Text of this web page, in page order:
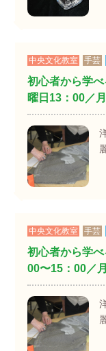
中央文化教室 手芸
初心者から学
曜日13：00／
中央文化教室 手芸
初心者から学
00〜15：00／